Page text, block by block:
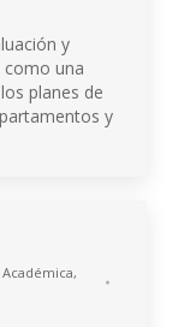
y
como una
planes de
y
,